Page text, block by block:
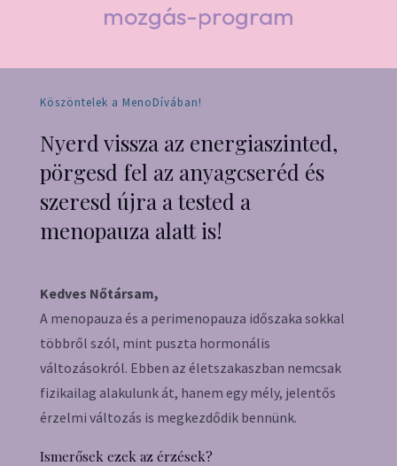
mozgás-program
Köszöntelek a MenoDívában!
Nyerd vissza az energiaszinted,
pörgesd fel az anyagcseréd és
szeresd újra a tested a
menopauza alatt is!
Kedves Nőtársam,
A menopauza és a perimenopauza időszaka sokkal
többről szól, mint puszta hormonális
változásokról. Ebben az életszakaszban nemcsak
fizikailag alakulunk át, hanem egy mély, jelentős
érzelmi változás is megkezdődik bennünk.
Ismerősek ezek az érzések?